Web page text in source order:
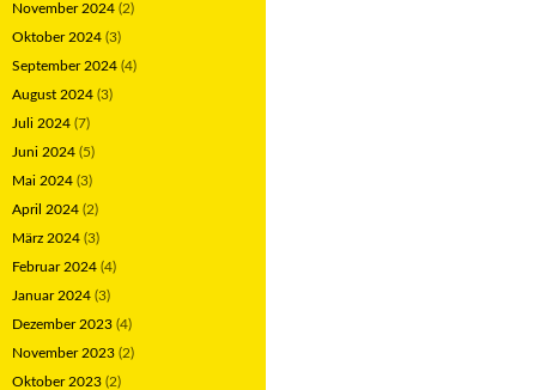
November 2024 (2)
Oktober 2024 (3)
September 2024 (4)
August 2024 (3)
Juli 2024 (7)
Juni 2024 (5)
Mai 2024 (3)
April 2024 (2)
März 2024 (3)
Februar 2024 (4)
Januar 2024 (3)
Dezember 2023 (4)
November 2023 (2)
Oktober 2023 (2)